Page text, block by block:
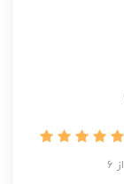
از 6